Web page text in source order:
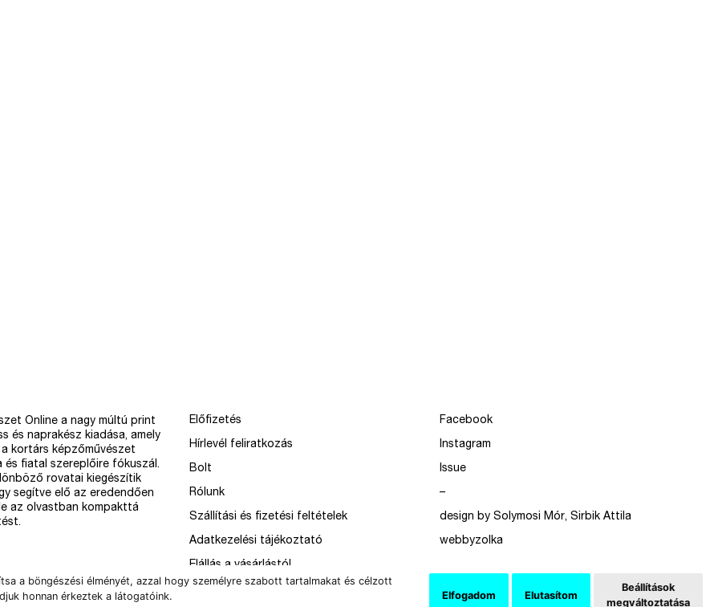
a böngészési élményét, azzal hogy személyre szabott tartalmakat és célzott
honnan érkeztek a látogatóink.
Elfogadom Elutasítom
Beállítások
megváltoztatása
Online a nagy múltú print
és naprakész kiadása, amely
kortárs képzőművészet
és fiatal szereplőire fókuszál.
rovatai kiegészítik
segítve elő az eredendően
az olvastban kompakttá
Előfizetés
Hírlevél feliratkozás
Bolt
Rólunk
Szállítási és fizetési feltételek
Adatkezelési tájékoztató
Elállás a vásárlástól
Facebook
Instagram
Issue
–
design by Solymosi Mór, Sirbik Attila
webbyzolka